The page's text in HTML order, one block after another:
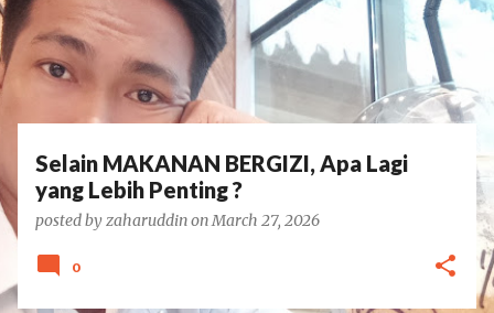
Selain MAKANAN BERGIZI, Apa Lagi
yang Lebih Penting ?
posted byzaharuddinonMarch 27, 2026
0